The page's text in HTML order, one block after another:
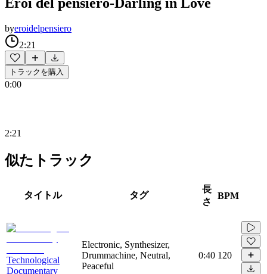
byeroidelpensiero
2:21
トラックを購入
0:00
2:21
似たトラック
タイトル タグ
長
さ
BPM
Technological
Documentary
Electronic, Synthesizer,
Drummachine, Neutral,
Peaceful
0:40 120